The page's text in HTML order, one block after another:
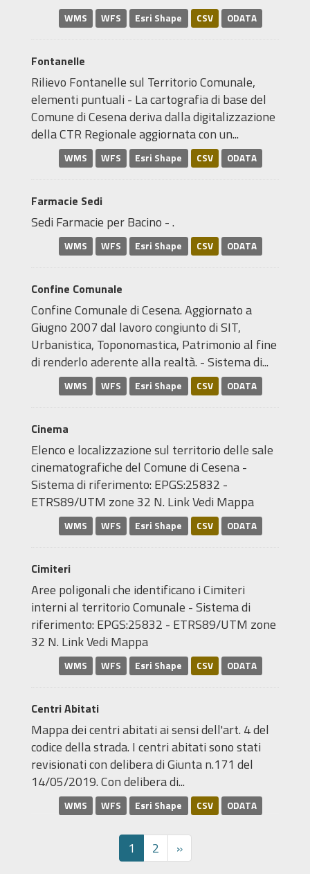
WMS WFS Esri Shape CSV ODATA
Fontanelle
Rilievo Fontanelle sul Territorio Comunale,
elementi puntuali - La cartografia di base del
Comune di Cesena deriva dalla digitalizzazione
della CTR Regionale aggiornata con un...
WMS WFS Esri Shape CSV ODATA
Farmacie Sedi
Sedi Farmacie per Bacino - .
WMS WFS Esri Shape CSV ODATA
Confine Comunale
Confine Comunale di Cesena. Aggiornato a
Giugno 2007 dal lavoro congiunto di SIT,
Urbanistica, Toponomastica, Patrimonio al fine
di renderlo aderente alla realtà. - Sistema di...
WMS WFS Esri Shape CSV ODATA
Cinema
Elenco e localizzazione sul territorio delle sale
cinematografiche del Comune di Cesena -
Sistema di riferimento: EPGS:25832 -
ETRS89/UTM zone 32 N. Link Vedi Mappa
WMS WFS Esri Shape CSV ODATA
Cimiteri
Aree poligonali che identificano i Cimiteri
interni al territorio Comunale - Sistema di
riferimento: EPGS:25832 - ETRS89/UTM zone
32 N. Link Vedi Mappa
WMS WFS Esri Shape CSV ODATA
Centri Abitati
Mappa dei centri abitati ai sensi dell'art. 4 del
codice della strada. I centri abitati sono stati
revisionati con delibera di Giunta n.171 del
14/05/2019. Con delibera di...
WMS WFS Esri Shape CSV ODATA
1 2 »